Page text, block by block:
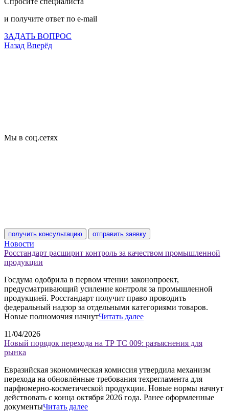
и получите ответ по e-mail
ЗАДАТЬ ВОПРОС
Назад Вперёд
Мы в соц.сетях
получить консультацию отправить заявку
Новости
Росстандарт расширит контроль за качеством промышленной
продукции
Госдума одобрила в первом чтении законопроект,
предусматривающий усиление контроля за промышленной
продукцией. Росстандарт получит право проводить
федеральный надзор за отдельными категориями товаров.
Новые полномочия начнутЧитать далее
11/04/2026
Новый порядок перехода на ТР ТС 009: разъяснения для
рынка
Евразийская экономическая комиссия утвердила механизм
перехода на обновлённые требования техрегламента для
парфюмерно-косметической продукции. Новые нормы начнут
действовать с конца октября 2026 года. Ранее оформленные
документыЧитать далее